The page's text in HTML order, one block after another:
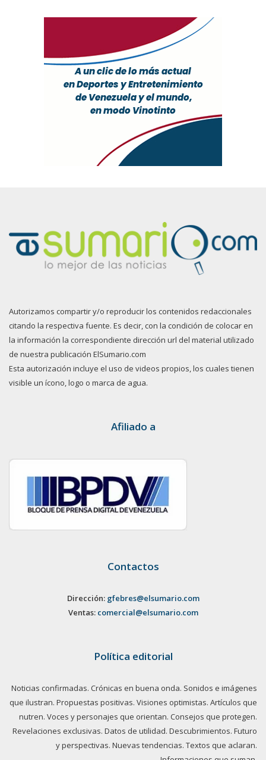
Autorizamos compartir y/o reproducir los contenidos redaccionales
citando la respectiva fuente. Es decir, con la condición de colocar en
la información la correspondiente dirección url del material utilizado
de nuestra publicación ElSumario.com
Esta autorización incluye el uso de videos propios, los cuales tienen
visible un ícono, logo o marca de agua.
Afiliado a
Contactos
Dirección: gfebres@elsumario.com
Ventas: comercial@elsumario.com
Política editorial
Noticias confirmadas. Crónicas en buena onda. Sonidos e imágenes
que ilustran. Propuestas positivas. Visiones optimistas. Artículos que
nutren. Voces y personajes que orientan. Consejos que protegen.
Revelaciones exclusivas. Datos de utilidad. Descubrimientos. Futuro
y perspectivas. Nuevas tendencias. Textos que aclaran.